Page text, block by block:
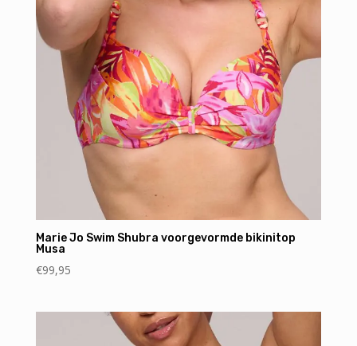
Marie Jo Swim Shubra voorgevormde bikinitop
Musa
€99,95